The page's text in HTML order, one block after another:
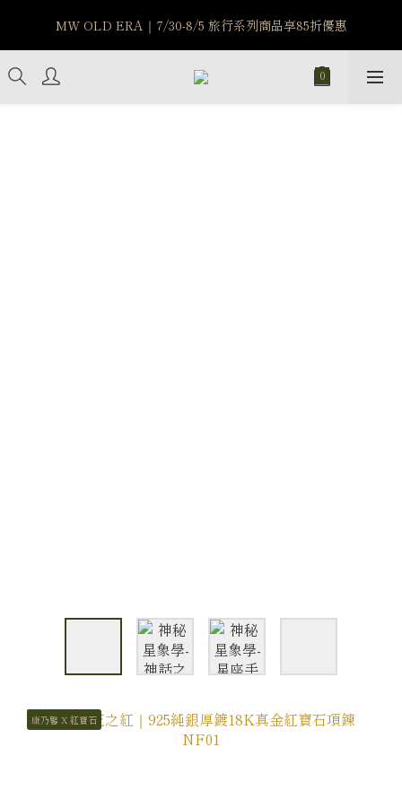
MW OLD ERA｜7/30-8/5 旅行系列商品享85折優惠
MW OLD ERA｜7/30-8/5 旅行系列商品享85折優惠
7/15-8/25 神秘星象學系列｜獅子座時區 項鍊 X 戒指 X 手鍊 享福
利
康乃馨 X 紅寶石